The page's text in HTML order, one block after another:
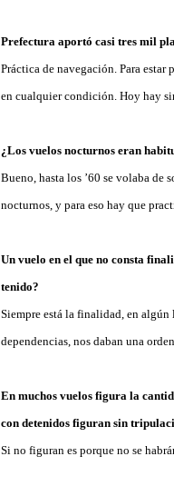
Prefectura aportó casi tres mil
Práctica de navegación. Para
en cualquier condición. Hoy hay
¿Los vuelos nocturnos eran
Bueno, hasta los ’60 se volaba de
nocturnos, y para eso hay que
Un vuelo en el que no consta
tenido?
Siempre está la finalidad, en
dependencias, nos daban una
En muchos vuelos figura la
con detenidos figuran sin
Si no figuran es porque no se